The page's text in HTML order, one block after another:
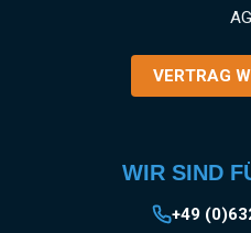
VERTRAG
WIR SIND
+49